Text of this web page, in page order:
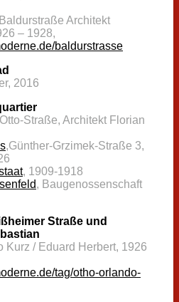
Architekt
– 1928,
baldurstrasse
2016
Straße, Architekt Florian
,Günther-Grzimek-Straße 3,
, 1909-1918
, Baugenossenschaft
Straße und
Kurz / Eduard Herbert, 1926
tag/otho-orlando-